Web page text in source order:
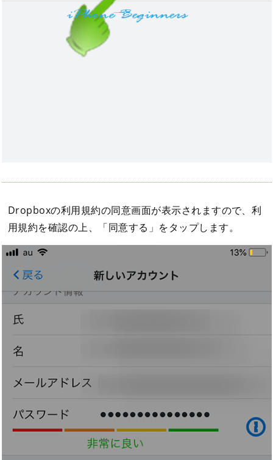
Dropboxの利用規約の同意画面が表示されますので、利
用規約を確認の上、「同意する」をタップします。